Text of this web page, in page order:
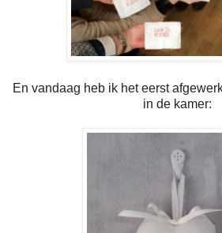
En vandaag heb ik het eerst
in de kamer: